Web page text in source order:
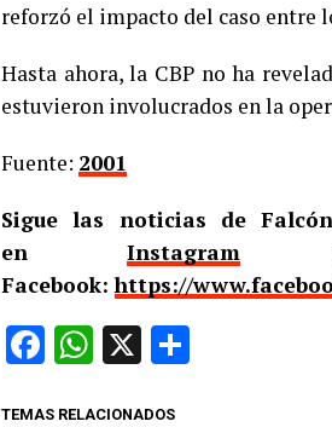
reforzó el impacto del caso entre
Hasta ahora, la CBP no ha
estuvieron involucrados en la
Fuente: 2001
Sigue las noticias de
en Instagramy
Facebook:https://
Facebook
WhatsApp
X
TEMAS RELACIONADOS